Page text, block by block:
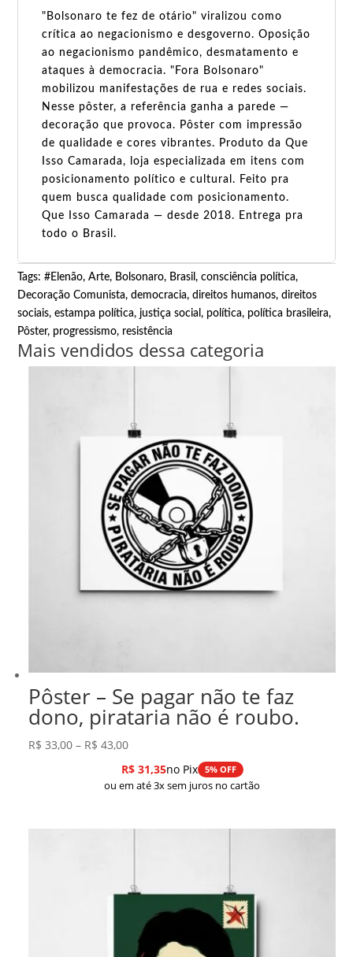
"Bolsonaro te fez de otário" viralizou como
crítica ao negacionismo e desgoverno. Oposição
ao negacionismo pandêmico, desmatamento e
ataques à democracia. "Fora Bolsonaro"
mobilizou manifestações de rua e redes sociais.
Nesse pôster, a referência ganha a parede —
decoração que provoca. Pôster com impressão
de qualidade e cores vibrantes. Produto da Que
Isso Camarada, loja especializada em itens com
posicionamento político e cultural. Feito pra
quem busca qualidade com posicionamento.
Que Isso Camarada — desde 2018. Entrega pra
todo o Brasil.
Tags:#Elenão,Arte, Bolsonaro, Brasil,consciência política,
Decoração Comunista,democracia,direitos humanos,direitos
sociais,estampa política,justiça social, política, política brasileira,
Pôster, progressismo, resistência
Mais vendidos dessa categoria
Pôster – Se pagar não te faz
dono, pirataria não é roubo.
R$ 33,00 – R$ 43,00Faixa
de
preço:
através
R$31,35no Pix 5% OFF
ou em até 3x sem juros no cartão